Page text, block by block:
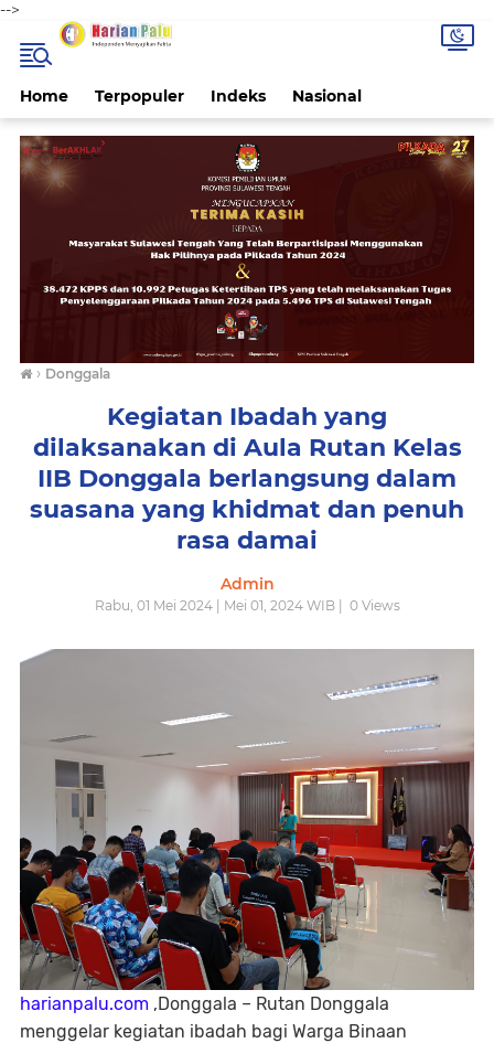
-->
Home Terpopuler Indeks Nasional
› Donggala
Kegiatan Ibadah yang
dilaksanakan di Aula Rutan Kelas
IIB Donggala berlangsung dalam
suasana yang khidmat dan penuh
rasa damai
Admin
Rabu, 01 Mei 2024 | Mei 01, 2024 WIB | 0Views
harianpalu.com ,Donggala – Rutan Donggala
menggelar kegiatan ibadah bagi Warga Binaan